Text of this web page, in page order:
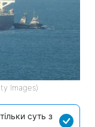
Images)
суть з